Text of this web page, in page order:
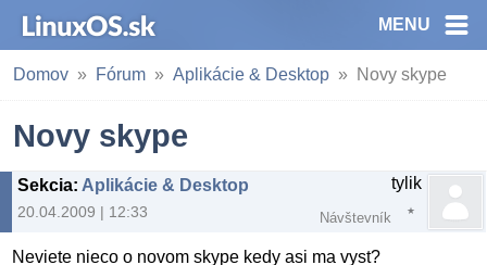
MENU
Domov Fórum Aplikácie & Desktop Novy skype
Novy skype
Sekcia: Aplikácie & Desktop
20.04.2009 | 12:33
tylik
Návštevník
Neviete nieco o novom skype kedy asi ma vyst?